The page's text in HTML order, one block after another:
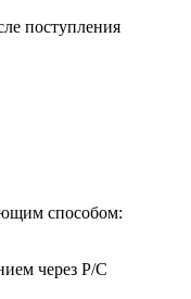
поступления
способом:
через Р/С